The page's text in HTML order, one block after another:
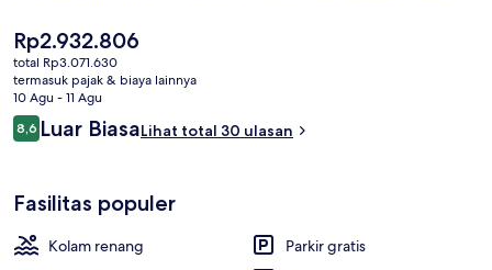
Art Deco ini.
Harga
saat
ini
Rp2.932.806
Rp2.932.806
total Rp3.071.630
termasuk pajak & biaya lainnya
10 Agu - 11 Agu
Ulasan
8,68,6 dari 10
Luar BiasaLihat total 30 ulasan
Fasilitas populer
Kolam renang
Parkir gratis